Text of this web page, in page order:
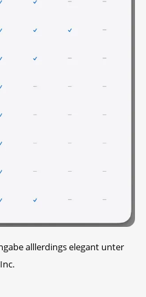
alllerdings elegant unter